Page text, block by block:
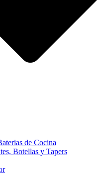
de Cocina
Botellas y Tapers